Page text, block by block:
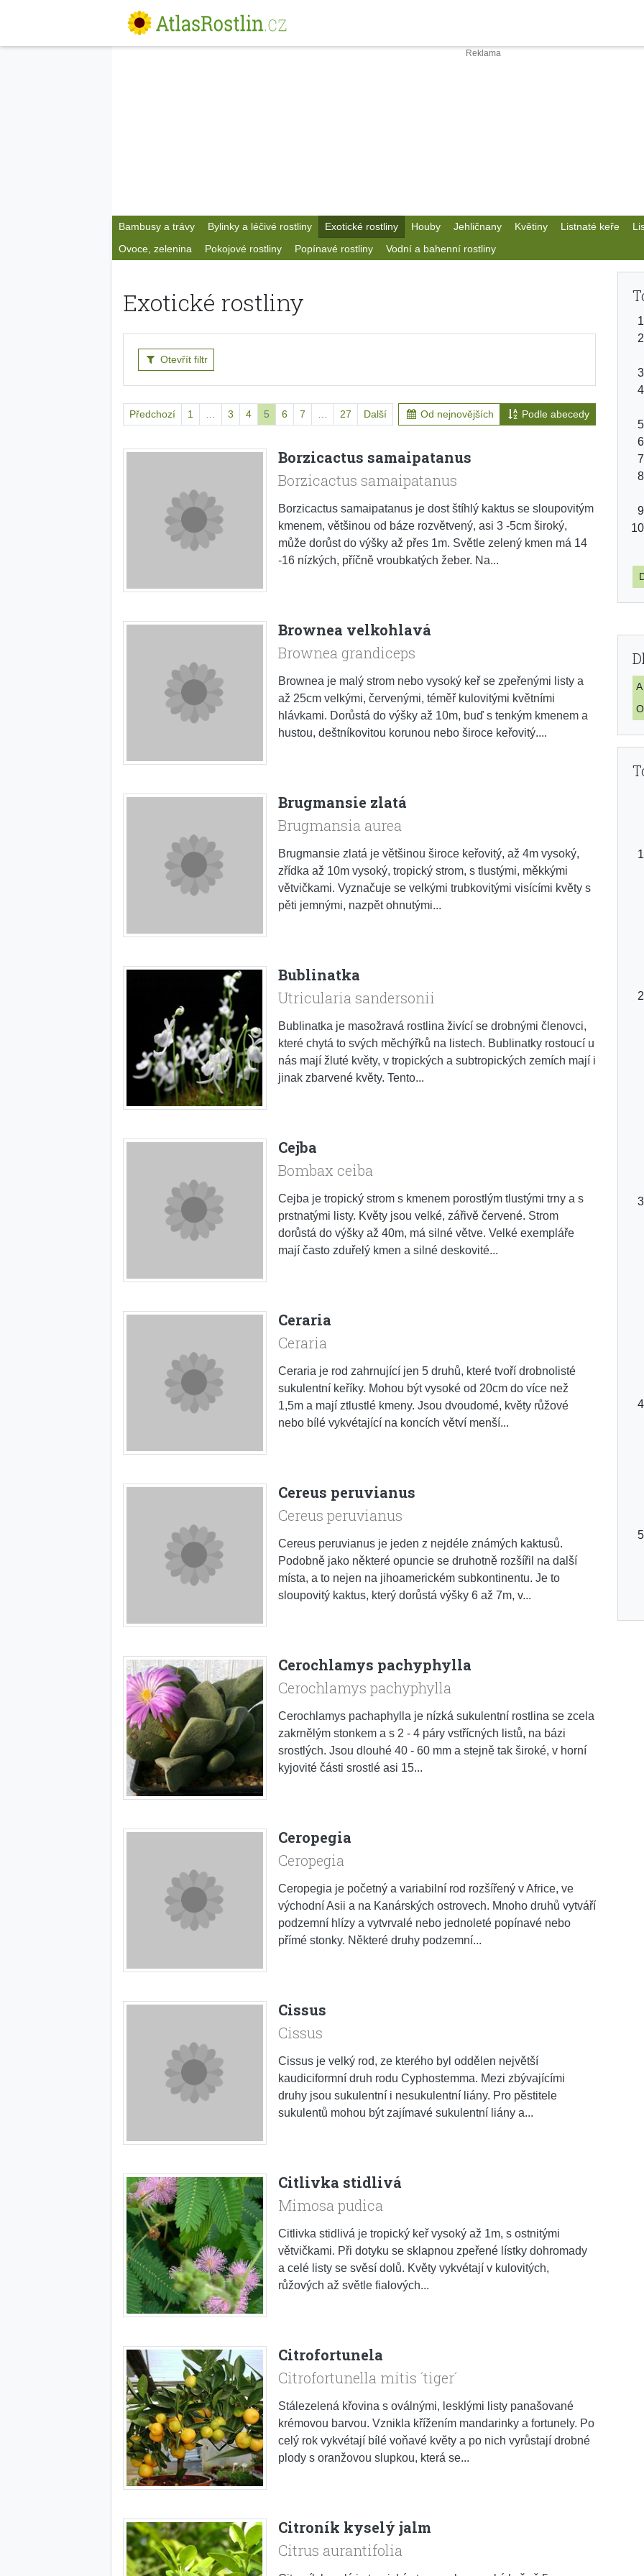
Bambusy a trávy Bylinky a léčivé rostliny Exotické rostliny Houby Jehličnany Květiny Listnaté keře
Ovoce, zelenina
Pokojové rostliny Popínavé rostliny Vodní a bahenní rostliny
Exotické rostliny
Otevřít filtr
Předchozí 1 3 4 5 6 7 27 Další Od nejnovějších Podle abecedy
Borzicactus samaipatanus
Borzicactus samaipatanus
Borzicactus samaipatanus je dost štíhlý kaktus se sloupovitým
kmenem, většinou od báze rozvětvený, asi 3 -5cm široký,
může dorůst do výšky až přes 1m. Světle zelený kmen má 14
-16 nízkých, příčně vroubkatých žeber. Na...
Brownea velkohlavá
Brownea grandiceps
Brownea je malý strom nebo vysoký keř se zpeřenými listy a
až 25cm velkými, červenými, téměř kulovitými květními
hlávkami. Dorůstá do výšky až 10m, buď s tenkým kmenem a
hustou, deštníkovitou korunou nebo široce keřovitý....
Brugmansie zlatá
Brugmansia aurea
Brugmansie zlatá je většinou široce keřovitý, až 4m vysoký,
zřídka až 10m vysoký, tropický strom, s tlustými, měkkými
větvičkami. Vyznačuje se velkými trubkovitými visícími květy s
pěti jemnými, nazpět ohnutými...
Bublinatka
Utricularia sandersonii
Bublinatka je masožravá rostlina živící se drobnými členovci,
které chytá to svých měchýřků na listech. Bublinatky rostoucí u
nás mají žluté květy, v tropických a subtropických zemích mají i
jinak zbarvené květy. Tento...
Cejba
Bombax ceiba
Cejba je tropický strom s kmenem porostlým tlustými trny a s
prstnatými listy. Květy jsou velké, zářivě červené. Strom
dorůstá do výšky až 40m, má silné větve. Velké exempláře
mají často zduřelý kmen a silné deskovité...
Ceraria
Ceraria
Ceraria je rod zahrnující jen 5 druhů, které tvoří drobnolisté
sukulentní keříky. Mohou být vysoké od 20cm do více než
1,5m a mají ztlustlé kmeny. Jsou dvoudomé, květy růžové
nebo bílé vykvétající na koncích větví menší...
Cereus peruvianus
Cereus peruvianus
Cereus peruvianus je jeden z nejdéle známých kaktusů.
Podobně jako některé opuncie se druhotně rozšířil na další
místa, a to nejen na jihoamerickém subkontinentu. Je to
sloupovitý kaktus, který dorůstá výšky 6 až 7m, v...
Cerochlamys pachyphylla
Cerochlamys pachyphylla
Cerochlamys pachaphylla je nízká sukulentní rostlina se zcela
zakrnělým stonkem a s 2 - 4 páry vstřícných listů, na bázi
srostlých. Jsou dlouhé 40 - 60 mm a stejně tak široké, v horní
kyjovité části srostlé asi 15...
Ceropegia
Ceropegia
Ceropegia je početný a variabilní rod rozšířený v Africe, ve
východní Asii a na Kanárských ostrovech. Mnoho druhů vytváří
podzemní hlízy a vytvrvalé nebo jednoleté popínavé nebo
přímé stonky. Některé druhy podzemní...
Cissus
Cissus
Cissus je velký rod, ze kterého byl oddělen největší
kaudiciformní druh rodu Cyphostemma. Mezi zbývajícími
druhy jsou sukulentní i nesukulentní liány. Pro pěstitele
sukulentů mohou být zajímavé sukulentní liány a...
Citlivka stidlivá
Mimosa pudica
Citlivka stidlivá je tropický keř vysoký až 1m, s ostnitými
větvičkami. Při dotyku se sklapnou zpeřené lístky dohromady
a celé listy se svěsí dolů. Květy vykvétají v kulovitých,
růžových až světle fialových...
Citrofortunela
Citrofortunella mitis ´tiger´
Stálezelená křovina s oválnými, lesklými listy panašované
krémovou barvou. Vznikla křížením mandarinky a fortunely. Po
celý rok vykvétají bílé voňavé květy a po nich vyrůstají drobné
plody s oranžovou slupkou, která se...
Citroník kyselý jalm
Citrus aurantifolia
A
O